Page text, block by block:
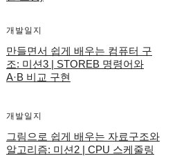
개발일지
만들면서 쉽게 배우는 컴퓨터 구
조: 미션3 | STOREB 명령어와
A·B 비교 구현
개발일지
그림으로 쉽게 배우는 자료구조와
알고리즘: 미션2 | CPU 스케줄링